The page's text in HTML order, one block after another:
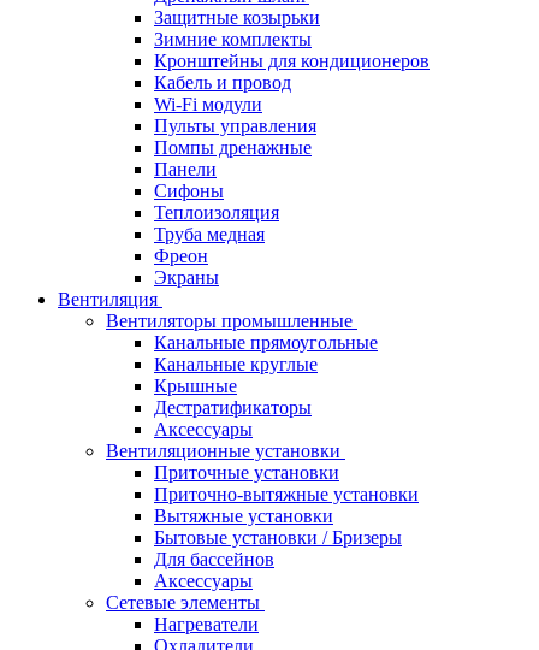
Защитные козырьки
Зимние комплекты
Кронштейны для кондиционеров
Кабель и провод
Wi-Fi модули
Пульты управления
Помпы дренажные
Панели
Сифоны
Теплоизоляция
Труба медная
Фреон
Экраны
Вентиляция
Вентиляторы промышленные
Канальные прямоугольные
Канальные круглые
Крышные
Дестратификаторы
Аксессуары
Вентиляционные установки
Приточные установки
Приточно-вытяжные установки
Вытяжные установки
Бытовые установки / Бризеры
Для бассейнов
Аксессуары
Сетевые элементы
Нагреватели
Охладители